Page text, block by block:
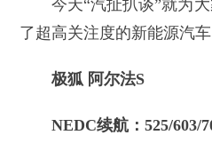
今天“汽扯扒谈”就为
了超高关注度的新能源汽
极狐 阿尔法S
NEDC续航：525/603/